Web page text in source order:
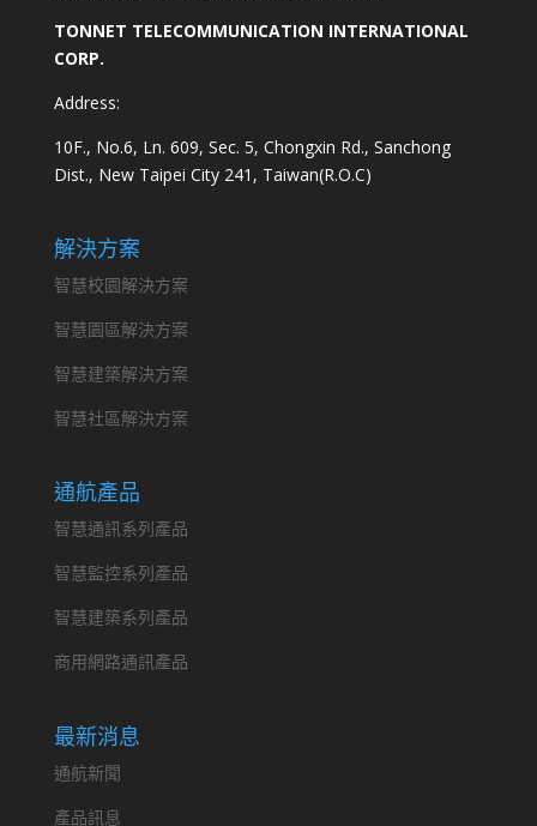
TONNET TELECOMMUNICATION INTERNATIONAL
CORP.
Address:
10F., No.6, Ln. 609, Sec. 5, Chongxin Rd., Sanchong
Dist., New Taipei City 241, Taiwan(R.O.C)
解決方案
智慧校園解決方案
智慧園區解決方案
智慧建築解決方案
智慧社區解決方案
通航產品
智慧通訊系列產品
智慧監控系列產品
智慧建築系列產品
商用網路通訊產品
最新消息
通航新聞
產品訊息